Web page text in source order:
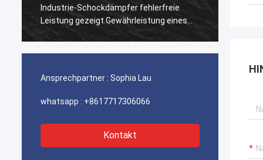
Industrie-Schockdämpfer fehlerfreie
Leistung gezeigt.Gewährleistung eines
ununterbrochenen Betriebs unserer
Ansprechpartner : Sophia Lau
whatsapp : +8617717306066
Kontakt